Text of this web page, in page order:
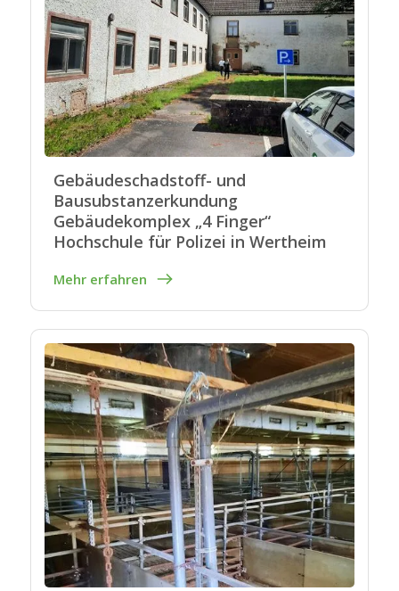
Gebäudeschadstoff- und
Bausubstanzerkundung
Gebäudekomplex „4 Finger“
Hochschule für Polizei in Wertheim
Mehr erfahren